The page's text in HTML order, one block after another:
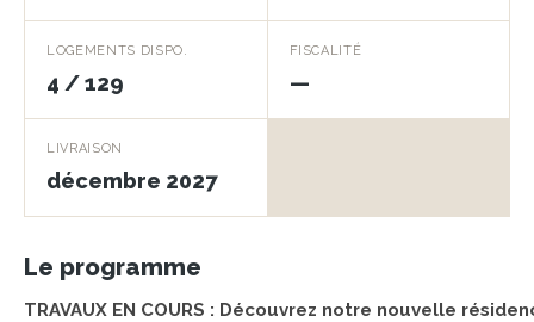
LOGEMENTS DISPO.
4 / 129
FISCALITÉ
—
LIVRAISON
décembre 2027
Le programme
TRAVAUX EN COURS : Découvrez notre nouvelle